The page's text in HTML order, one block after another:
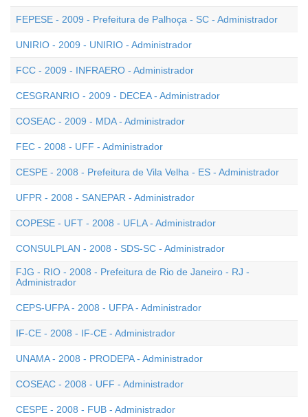
FEPESE - 2009 - Prefeitura de Palhoça - SC - Administrador
UNIRIO - 2009 - UNIRIO - Administrador
FCC - 2009 - INFRAERO - Administrador
CESGRANRIO - 2009 - DECEA - Administrador
COSEAC - 2009 - MDA - Administrador
FEC - 2008 - UFF - Administrador
CESPE - 2008 - Prefeitura de Vila Velha - ES - Administrador
UFPR - 2008 - SANEPAR - Administrador
COPESE - UFT - 2008 - UFLA - Administrador
CONSULPLAN - 2008 - SDS-SC - Administrador
FJG - RIO - 2008 - Prefeitura de Rio de Janeiro - RJ -
Administrador
CEPS-UFPA - 2008 - UFPA - Administrador
IF-CE - 2008 - IF-CE - Administrador
UNAMA - 2008 - PRODEPA - Administrador
COSEAC - 2008 - UFF - Administrador
CESPE - 2008 - FUB - Administrador